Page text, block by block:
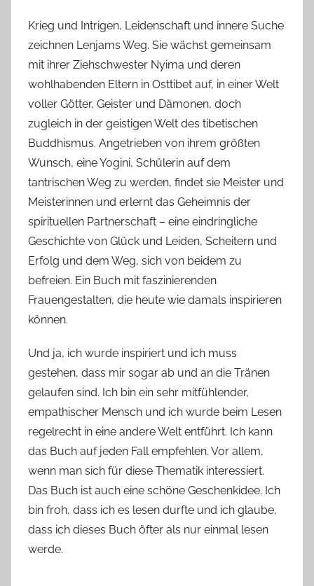
Krieg und Intrigen, Leidenschaft und innere Suche
zeichnen Lenjams Weg. Sie wächst gemeinsam
mit ihrer Ziehschwester Nyima und deren
wohlhabenden Eltern in Osttibet auf, in einer Welt
voller Götter, Geister und Dämonen, doch
zugleich in der geistigen Welt des tibetischen
Buddhismus. Angetrieben von ihrem größten
Wunsch, eine Yogini, Schülerin auf dem
tantrischen Weg zu werden, findet sie Meister und
Meisterinnen und erlernt das Geheimnis der
spirituellen Partnerschaft – eine eindringliche
Geschichte von Glück und Leiden, Scheitern und
Erfolg und dem Weg, sich von beidem zu
befreien. Ein Buch mit faszinierenden
Frauengestalten, die heute wie damals inspirieren
können.
Und ja, ich wurde inspiriert und ich muss
gestehen, dass mir sogar ab und an die Tränen
gelaufen sind. Ich bin ein sehr mitfühlender,
empathischer Mensch und ich wurde beim Lesen
regelrecht in eine andere Welt entführt. Ich kann
das Buch auf jeden Fall empfehlen. Vor allem,
wenn man sich für diese Thematik interessiert.
Das Buch ist auch eine schöne Geschenkidee. Ich
bin froh, dass ich es lesen durfte und ich glaube,
dass ich dieses Buch öfter als nur einmal lesen
werde.